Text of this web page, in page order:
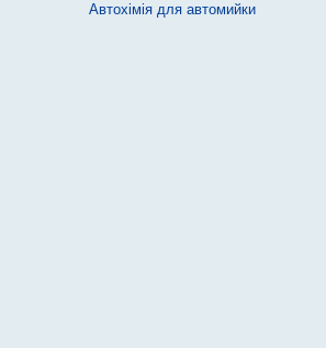
Автохімія для автомийки